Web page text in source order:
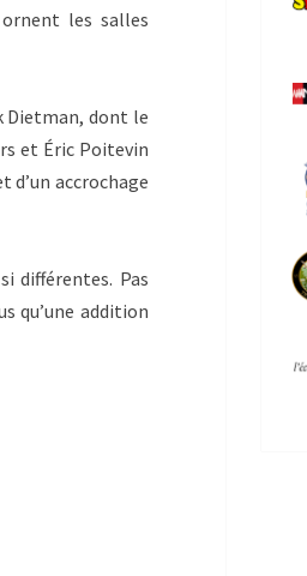
les salles
Dietman, dont le
et Éric Poitevin
d’un accrochage
différentes. Pas
qu’une addition